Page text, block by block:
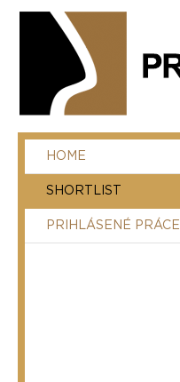
HOME
SHORTLIST
PRIHLÁSENÉ PRÁCE